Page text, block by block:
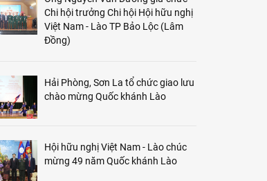
Chi hội trưởng Chi hội Hội hữu nghị
Việt Nam - Lào TP Bảo Lộc (Lâm
Đồng)
Hải Phòng, Sơn La tổ chức giao lưu
chào mừng Quốc khánh Lào
Hội hữu nghị Việt Nam - Lào chúc
mừng 49 năm Quốc khánh Lào